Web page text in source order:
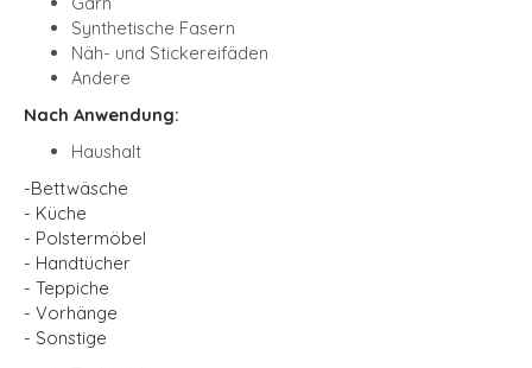
Synthetische Fasern
Näh- und Stickereifäden
Andere
Nach Anwendung:
Haushalt
-Bettwäsche
- Küche
- Polstermöbel
- Handtücher
- Teppiche
- Vorhänge
- Sonstige